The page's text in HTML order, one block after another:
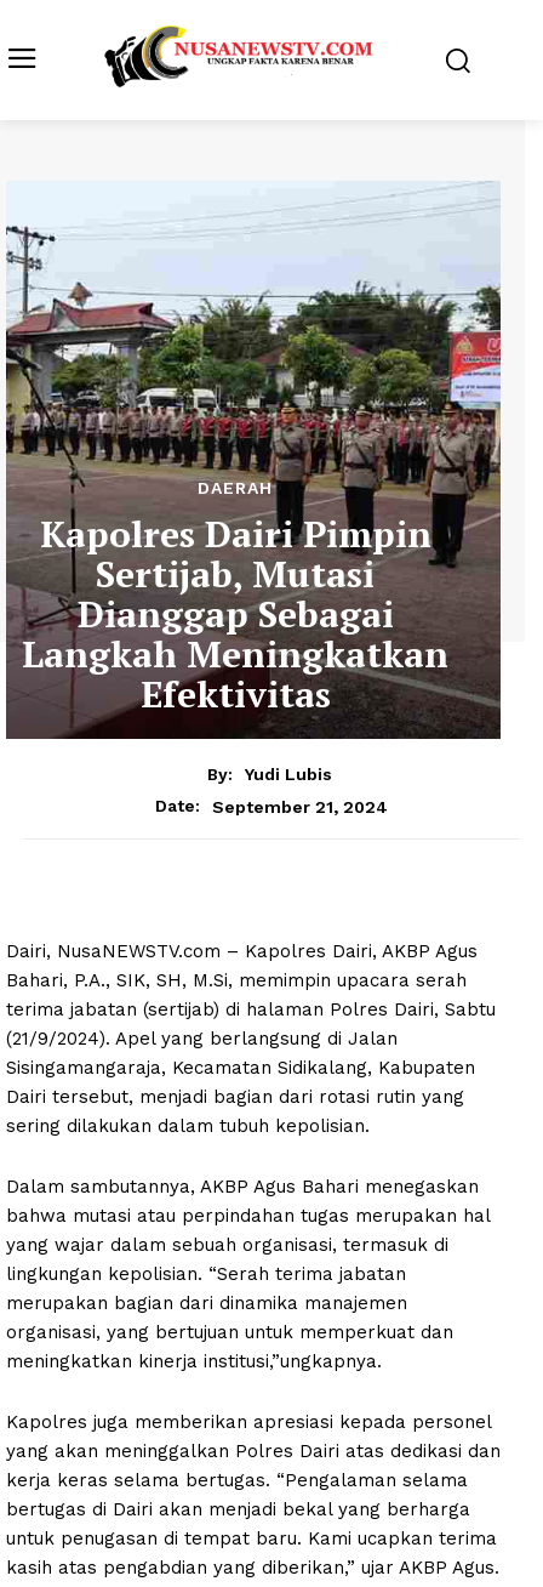
DAERAH
Kapolres Dairi Pimpin
Sertijab, Mutasi
Dianggap Sebagai
Langkah Meningkatkan
Efektivitas
By:
Yudi Lubis
Date:
September 21, 2024
Dairi, NusaNEWSTV.com – Kapolres Dairi, AKBP Agus
Bahari, P.A., SIK, SH, M.Si, memimpin upacara serah
terima jabatan (sertijab) di halaman Polres Dairi, Sabtu
(21/9/2024). Apel yang berlangsung di Jalan
Sisingamangaraja, Kecamatan Sidikalang, Kabupaten
Dairi tersebut, menjadi bagian dari rotasi rutin yang
sering dilakukan dalam tubuh kepolisian.
Dalam sambutannya, AKBP Agus Bahari menegaskan
bahwa mutasi atau perpindahan tugas merupakan hal
yang wajar dalam sebuah organisasi, termasuk di
lingkungan kepolisian. “Serah terima jabatan
merupakan bagian dari dinamika manajemen
organisasi, yang bertujuan untuk memperkuat dan
meningkatkan kinerja institusi,”ungkapnya.
Kapolres juga memberikan apresiasi kepada personel
yang akan meninggalkan Polres Dairi atas dedikasi dan
kerja keras selama bertugas. “Pengalaman selama
bertugas di Dairi akan menjadi bekal yang berharga
untuk penugasan di tempat baru. Kami ucapkan terima
kasih atas pengabdian yang diberikan,” ujar AKBP Agus.